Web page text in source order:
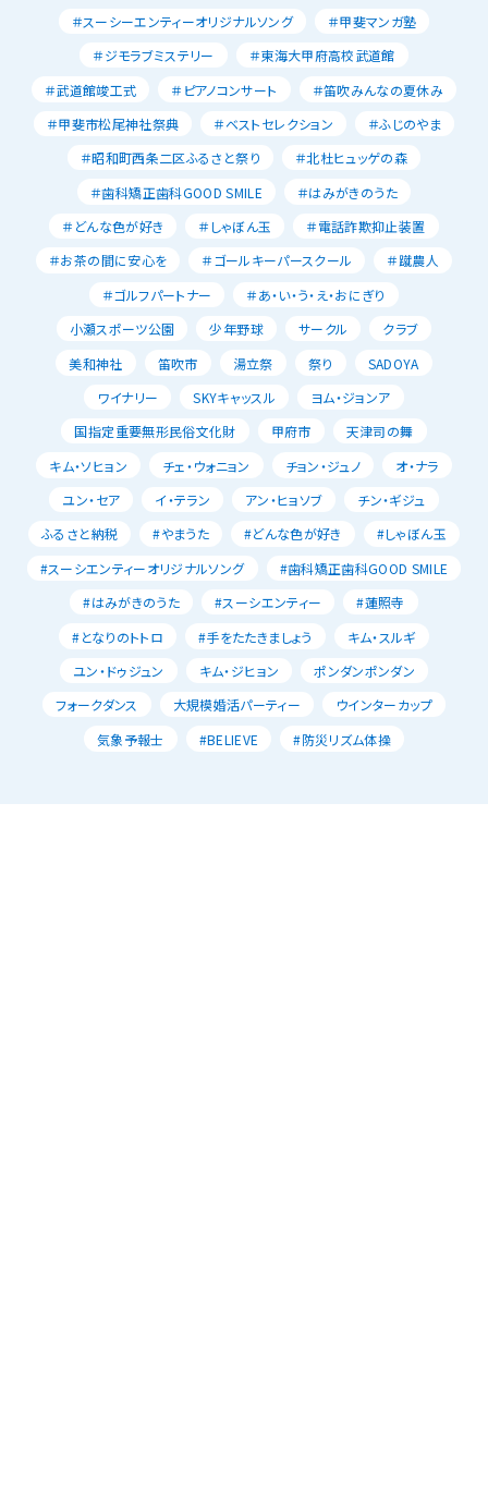
＃スーシーエンティーオリジナルソング
＃甲斐マンガ塾
＃ジモラブミステリー
＃東海大甲府高校武道館
＃武道館竣工式
＃ピアノコンサート
＃笛吹みんなの夏休み
＃甲斐市松尾神社祭典
＃ベストセレクション
＃ふじのやま
＃昭和町西条二区ふるさと祭り
＃北杜ヒュッゲの森
＃歯科矯正歯科GOOD SMILE
＃はみがきのうた
＃どんな色が好き
＃しゃぼん玉
＃電話詐欺抑止装置
＃お茶の間に安心を
＃ゴールキーパースクール
＃蹴農人
＃ゴルフパートナー
＃あ・い・う・え・おにぎり
小瀬スポーツ公園
少年野球 サークル
クラブ
美和神社
笛吹市 湯立祭 祭り
SADOYA
ワイナリー
SKYキャッスル
ヨム・ジョンア
国指定重要無形民俗文化財
甲府市
天津司の舞
キム・ソヒョン
チェ・ウォニョン チョン・ジュノ
オ・ナラ
ユン・セア
イ・テラン アン・ヒョソブ
チン・ギジュ
ふるさと納税
#やまうた #どんな色が好き
#しゃぼん玉
#スーシエンティーオリジナルソング
#歯科矯正歯科GOOD SMILE
#はみがきのうた
#スーシエンティー
#蓮照寺
#となりのトトロ
#手をたたきましょう
キム・スルギ
ユン・ドゥジュン
キム・ジヒョン
ポンダンポンダン
フォークダンス
大規模婚活パーティー
ウインターカップ
気象予報士
#BELIEVE #防災リズム体操